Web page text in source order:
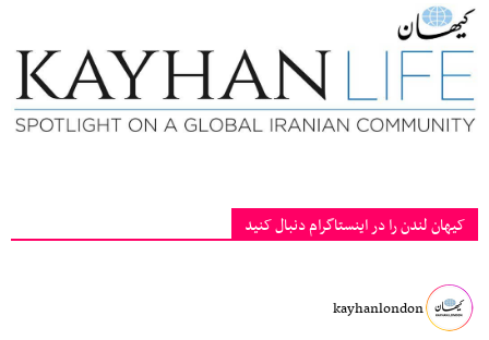
کیهان لندن را در اینستاگرام دنبال کنید
kayhanlondon